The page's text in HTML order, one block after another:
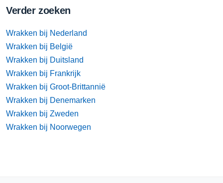
Verder zoeken
Wrakken bij Nederland
Wrakken bij België
Wrakken bij Duitsland
Wrakken bij Frankrijk
Wrakken bij Groot-Brittannië
Wrakken bij Denemarken
Wrakken bij Zweden
Wrakken bij Noorwegen